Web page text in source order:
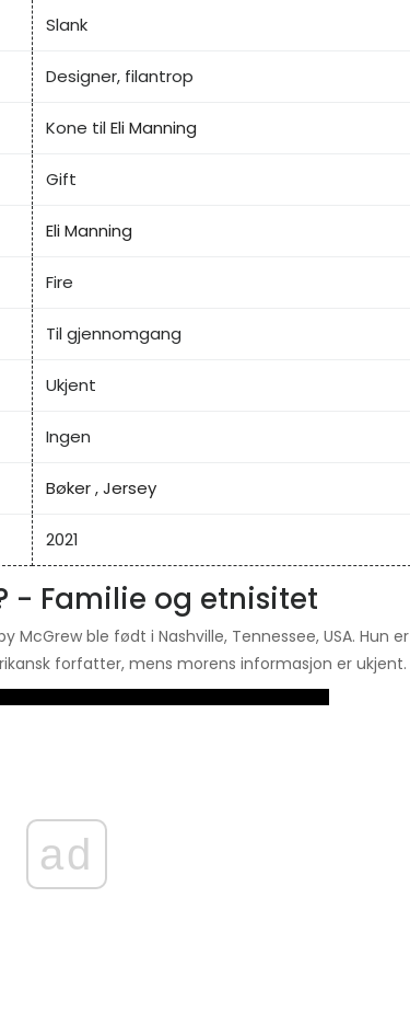
Slank
Designer, filantrop
Kone tilEli Manning
Gift
Eli Manning
Fire
Til gjennomgang
Ukjent
Ingen
Bøker,Jersey
2021
- Familie og etnisitet
ble født i Nashville, Tennessee, USA. Hun er
forfatter, mens morens informasjon er ukjent.
ad